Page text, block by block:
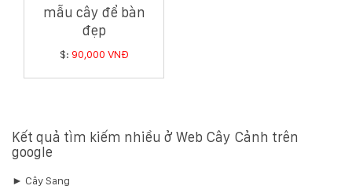
mẫu cây để bàn
đẹp
$: 90,000 VNĐ
Kết quả tìm kiếm nhiều ở Web Cây Cảnh trên
google
► Cây Sang